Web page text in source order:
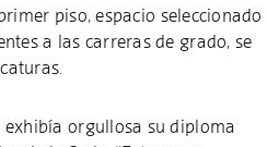
piso, espacio seleccionado
a las carreras de grado, se
orgullosa su diploma